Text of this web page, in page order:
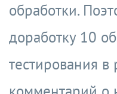
обработки.
доработку 10
тестирования в